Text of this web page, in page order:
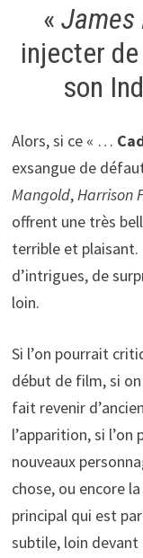
« James
injecter
son
Alors, si ce « …
exsangue de
Mangold,Harrison
offrent une très
terrible et
d’intrigues, de
loin.
Si l’on pourrait
début de film, si
fait revenir
l’apparition, si
nouveaux
chose, ou encore
principal qui est
subtile, loin